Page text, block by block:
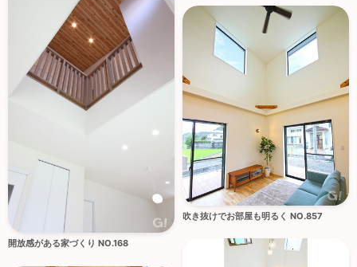
開放感がある家づくり NO.168
吹き抜けでお部屋も明るく NO.857